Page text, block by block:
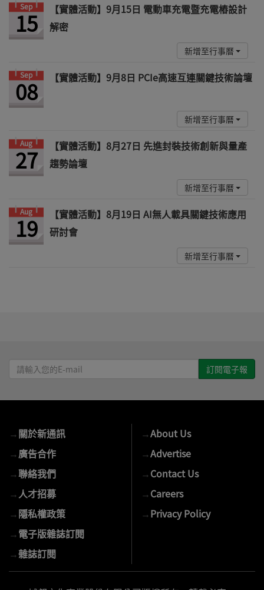
Sep
15
【實體活動】9月15日 電動車充電暨充電樁設計
解密
新增至行事曆
Sep
08 【實體活動】9月8日 PCIe高速互連關鍵技術論壇
新增至行事曆
Aug
27
【實體活動】8月27日 先進封裝技術創新與量產
趨勢論壇
新增至行事曆
Aug
19
【實體活動】8月19日 AI無人載具關鍵技術應用
研討會
新增至行事曆
請
輸
E-
mail
→關於新通訊
→廣告合作
→聯絡我們
→ 人才招募
→隱私權政策
→電子版雜誌訂閱
→雜誌訂閱
→About Us
→Advertise
→Contact Us
→Careers
→Privacy Policy